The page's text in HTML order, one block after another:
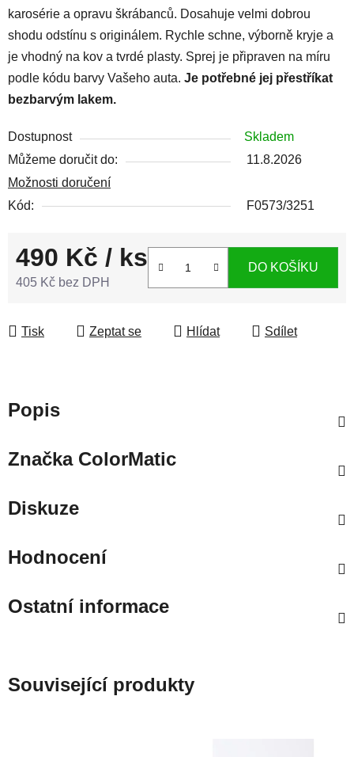
karosérie a opravu škrábanců. Dosahuje velmi dobrou
shodu odstínu s originálem. Rychle schne, výborně kryje a
je vhodný na kov a tvrdé plasty. Sprej je připraven na míru
podle kódu barvy Vašeho auta. Je potřebné jej přestříkat
bezbarvým lakem.
Dostupnost
Skladem
Můžeme doručit do:
11.8.2026
Možnosti doručení
Kód:
F0573/3251
490 Kč / ks
405 Kč bez DPH
DO KOŠÍKU
Tisk Zeptat se Hlídat Sdílet
Popis
ZnačkaColorMatic
Diskuze
Hodnocení
Ostatní informace
Související produkty